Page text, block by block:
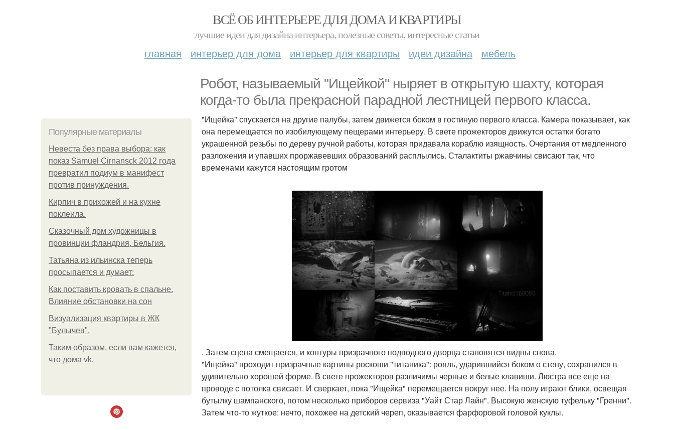
ВСЁ ОБ ИНТЕРЬЕРЕ ДЛЯ ДОМА И КВАРТИРЫ
лучшие идеи для дизайна интерьера, полезные советы, интересные статьи
главная интерьер для дома интерьер для квартиры идеи дизайна мебель
Робот, называемый "Ищейкой" ныряет в открытую шахту, которая
когда-то была прекрасной парадной лестницей первого класса.
Популярные материалы
Невеста без права выбора: как
показ Samuel Cirnansck 2012 года
превратил подиум в манифест
против принуждения.
Кирпич в прихожей и на кухне
поклеила.
Сказочный дом художницы в
провинции фландрия, Бельгия.
Татьяна из ильинска теперь
просыпается и думает:
Как поставить кровать в спальне.
Влияние обстановки на сон
Визуализация квартиры в ЖК
"Булычев".
Таким образом, если вам кажется,
что дома vk.
"Ищейка" спускается на другие палубы, затем движется боком в гостиную первого класса. Камера показывает, как
она перемещается по изобилующему пещерами интерьеру. В свете прожекторов движутся остатки богато
украшенной резьбы по дереву ручной работы, которая придавала кораблю изящность. Очертания от медленного
разложения и упавших проржавевших образований расплылись. Сталактиты ржавчины свисают так, что
временами кажутся настоящим гротом
. Затем сцена смещается, и контуры призрачного подводного дворца становятся видны снова.
"Ищейка" проходит призрачные картины роскоши "титаника": рояль, ударившийся боком о стену, сохранился в
удивительно хорошей форме. В свете прожекторов различимы черные и белые клавиши. Люстра все еще на
проводе с потолка свисает. И сверкает, пока "Ищейка" перемещается вокруг нее. На полу играют блики, освещая
бутылку шампанского, потом несколько приборов сервиза "Уайт Стар Лайн". Высокую женскую туфельку "Гренни".
Затем что-то жуткое: нечто, похожее на детский череп, оказывается фарфоровой головой куклы.